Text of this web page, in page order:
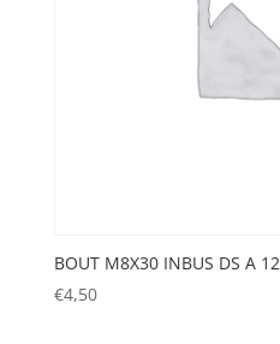
BOUT M8X30 INBUS DS A 12
€4,50